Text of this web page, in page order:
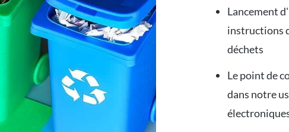
Lancement
instructions
déchets
Le point de
dans notre